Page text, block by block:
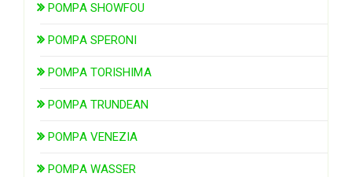
POMPA SHOWFOU
POMPA SPERONI
POMPA TORISHIMA
POMPA TRUNDEAN
POMPA VENEZIA
POMPA WASSER